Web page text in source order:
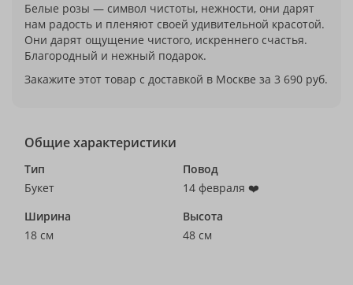
Белые розы — символ чистоты, нежности, они дарят
нам радость и пленяют своей удивительной красотой.
Они дарят ощущение чистого, искреннего счастья.
Благородный и нежный подарок.
Закажите этот товар с доставкой в Москве за 3 690 руб.
Общие характеристики
Тип
Букет
Повод
14 февраля ❤️
Ширина
18 см
Высота
48 см